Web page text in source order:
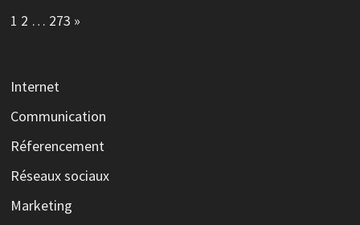
Page:
1 2 … 273 Next
»
Internet
Communication
Réferencement
Réseaux sociaux
Marketing